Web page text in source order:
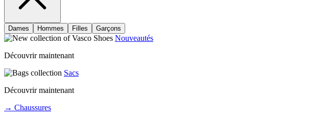
Dames Hommes Filles Garçons
Nouveautés
Découvrir maintenant
Sacs
Découvrir maintenant
→ Chaussures